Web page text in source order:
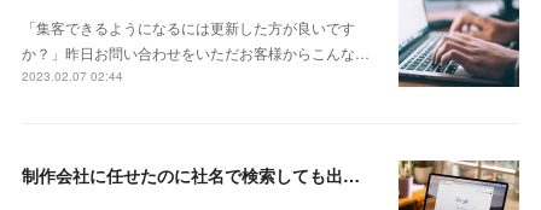
「集客できるようになるには更新した方が良いです
か？」昨日お問い合わせをいただお客様からこんな…
2023.02.07 02:44
制作会社に任せたのに社名で検索しても出てこない